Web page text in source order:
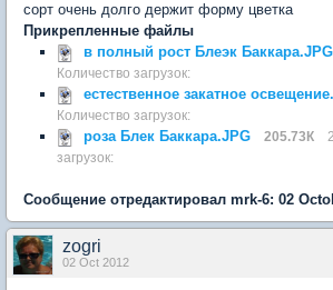
сорт очень долго держит форму цветка
Прикрепленные файлы
в полный рост Блеэк Баккара.JPG
Количество загрузок:
естественное закатное
Количество загрузок:
роза Блек Баккара.JPG 205.73К
загрузок:
Сообщение отредактировал mrk-6: 02
zogri
02 Oct 2012